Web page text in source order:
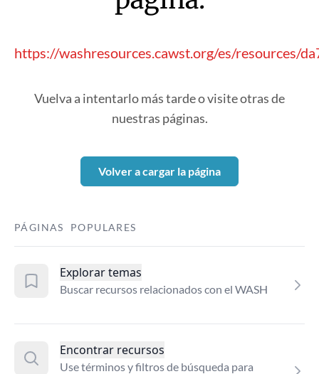
https://washresources.cawst.org/es/resources/
Vuelva a intentarlo más tarde o visite otras de
nuestras páginas.
Volver a cargar la página
PÁGINAS POPULARES
Explorar temas
Buscar recursos relacionados con el WASH
Encontrar recursos
Use términos y filtros de búsqueda para